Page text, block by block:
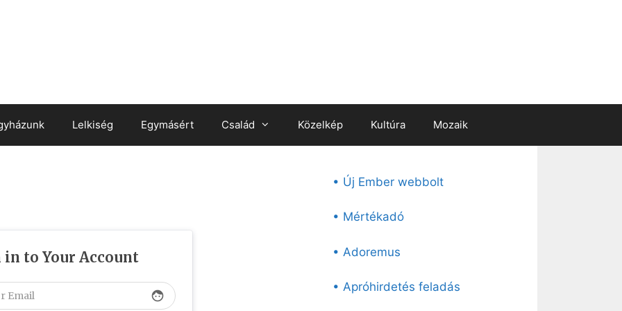
Lelkiség Egymásért Család Közelkép Kultúra Mozaik
in to Your Account
face
• Új Ember webbolt
• Mértékadó
• Adoremus
• Apróhirdetés feladás